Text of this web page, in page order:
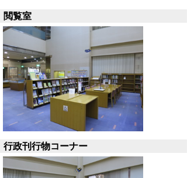
閲覧室
行政刊行物コーナー